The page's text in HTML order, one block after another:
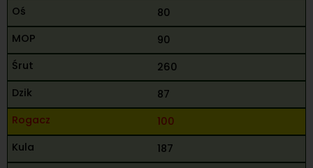
80
90
260
87
100
187